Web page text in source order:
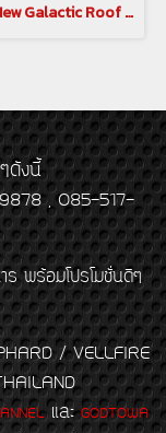
Godzilla New Galactic Roof ท้องฟ้าจำลอง สำหรับ อัลพาร์ด เวลไฟร์ ALPHARD / VELLFIRE 30 รุ่นปี 2015-2023
ดังนี้
, 085-517-
ร พร้อมโปรโมชั่นดีๆ
/ VELLFIRE
และGODTOWA